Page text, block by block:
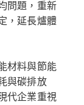
問題，重新
，延長爐體
材料與節能
與碳排放
代企業重視